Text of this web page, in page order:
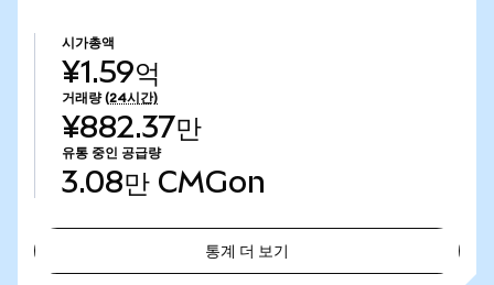
시가총액
¥1.59억
거래량 (24시간)
¥882.37만
유통 중인 공급량
3.08만 CMGon
통계 더 보기